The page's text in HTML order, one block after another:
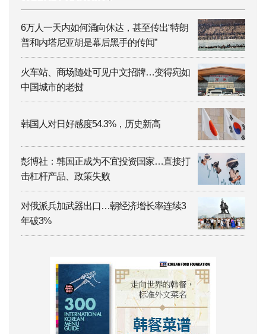
6万人一天内如何涌向休达，甚至传出“特朗
普和内塔尼亚胡是幕后黑手的传闻”
火车站、商场随处可见中文招牌…变得宛如
中国城市的老挝
韩国人对日好感度54.3%，历史新高
彭博社：韩国正成为不宜投资国家…直接打
击杠杆产品、政策失败
对俄派兵加武器出口…朝经济增长率连续3
年破3%